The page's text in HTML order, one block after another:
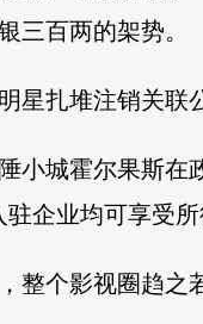
三百两的架势。
星扎堆注销关联
小城霍尔果斯
企业均可享受
整个影视圈趋之